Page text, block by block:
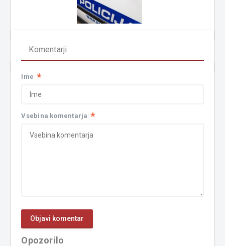
Komentarji
Ime *
Vsebina komentarja *
Opozorilo